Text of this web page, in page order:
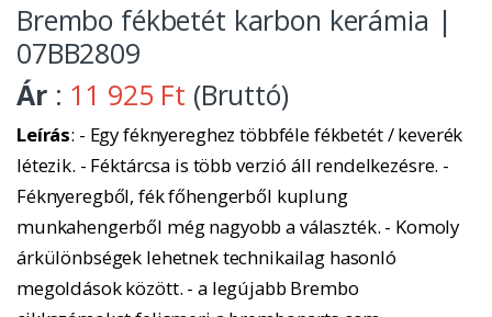
Brembo fékbetét karbon kerámia |
07BB2809
Ár : 11 925 Ft (Bruttó)
Leírás: - Egy féknyereghez többféle fékbetét / keverék
létezik. - Féktárcsa is több verzió áll rendelkezésre. -
Féknyeregből, fék főhengerből kuplung
munkahengerből még nagyobb a választék. - Komoly
árkülönbségek lehetnek technikailag hasonló
megoldások között. - a legújabb Brembo